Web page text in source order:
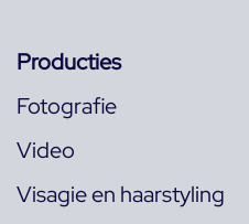
Producties
Fotografie
Video
Visagie en haarstyling